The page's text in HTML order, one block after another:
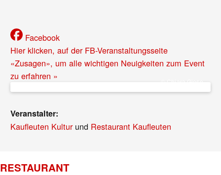
Facebook
Hier klicken, auf der FB-Veranstaltungsseite
«Zusagen», um alle wichtigen Neuigkeiten zum Event
zu erfahren »
Veranstalter:
Kaufleuten Kulturund Restaurant Kaufleuten
RESTAURANT